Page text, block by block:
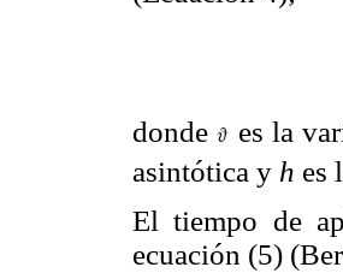
donde es la
asintótica y h es
El tiempo de
ecuación (5)